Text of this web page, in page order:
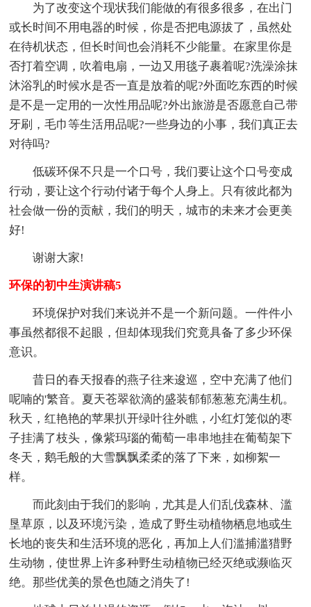
为了改变这个现状我们能做的有很多很多，在出门
或长时间不用电器的时候，你是否把电源拔了，虽然处
在待机状态，但长时间也会消耗不少能量。在家里你是
否打着空调，吹着电扇，一边又用毯子裹着呢?洗澡涂抹
沐浴乳的时候水是否一直是放着的呢?外面吃东西的时候
是不是一定用的一次性用品呢?外出旅游是否愿意自己带
牙刷，毛巾等生活用品呢?一些身边的小事，我们真正去
对待吗?
低碳环保不只是一个口号，我们要让这个口号变成
行动，要让这个行动付诸于每个人身上。只有彼此都为
社会做一份的贡献，我们的明天，城市的未来才会更美
好!
谢谢大家!
环保的初中生演讲稿5
环境保护对我们来说并不是一个新问题。一件件小
事虽然都很不起眼，但却体现我们究竟具备了多少环保
意识。
昔日的春天报春的燕子往来逡巡，空中充满了他们
呢喃的'繁音。夏天苍翠欲滴的盛装郁郁葱葱充满生机。
秋天，红艳艳的苹果扒开绿叶往外瞧，小红灯笼似的枣
子挂满了枝头，像紫玛瑙的葡萄一串串地挂在葡萄架下
冬天，鹅毛般的大雪飘飘柔柔的落了下来，如柳絮一
样。
而此刻由于我们的影响，尤其是人们乱伐森林、滥
垦草原，以及环境污染，造成了野生动植物栖息地或生
长地的丧失和生活环境的恶化，再加上人们滥捕滥猎野
生动物，使世界上许多种野生动植物已经灭绝或濒临灭
绝。那些优美的景色也随之消失了!